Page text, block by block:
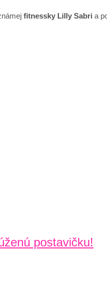
fitnessky Lilly Sabri a
postavičku!